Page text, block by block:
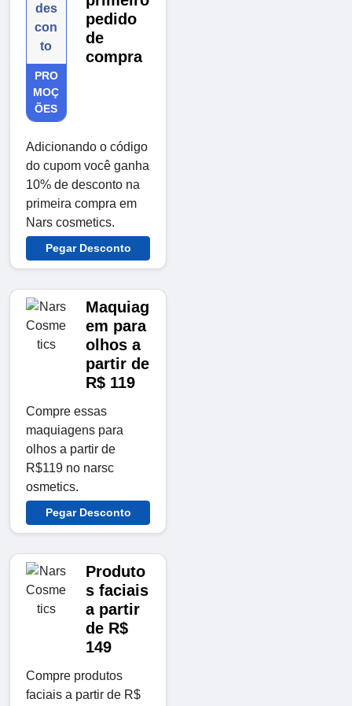
des
con
to
PRO
MOÇ
ÕES
pedido
de
compra
Adicionando o código
do cupom você ganha
10% de desconto na
primeira compra em
Nars cosmetics.
Pegar Desconto
Maquiag
em para
olhos a
partir de
R$ 119
Compre essas
maquiagens para
olhos a partir de
R$119 no narsc
osmetics.
Pegar Desconto
Produto
s faciais
a partir
de R$
149
Compre produtos
faciais a partir de R$